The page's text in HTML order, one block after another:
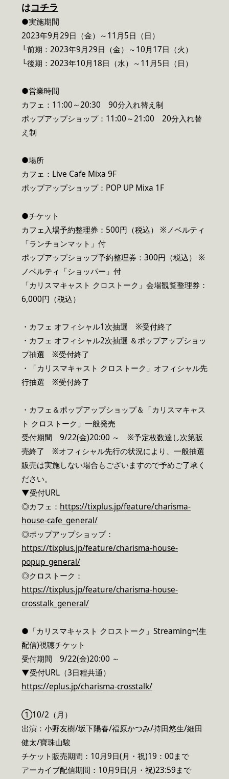
はコチラ
●実施期間
2023年9月29日（金）～11月5日（日）
└前期：2023年9月29日（金）～10月17日（火）
└後期：2023年10月18日（水）～11月5日（日）
●営業時間
カフェ：11:00～20:30 90分入れ替え制
ポップアップショップ：11:00～21:00 20分入れ替
え制
●場所
カフェ：Live Cafe Mixa 9F
ポップアップショップ：POP UP Mixa 1F
●チケット
カフェ入場予約整理券：500円（税込） ※ノベルティ
「ランチョンマット」付
ポップアップショップ予約整理券：300円（税込） ※
ノベルティ「ショッパー」付
「カリスマキャスト クロストーク」会場観覧整理券：
6,000円（税込）
・カフェ オフィシャル1次抽選 ※受付終了
・カフェ オフィシャル2次抽選 ＆ポップアップショッ
プ抽選 ※受付終了
・「カリスマキャスト クロストーク」オフィシャル先
行抽選 ※受付終了
・カフェ＆ポップアップショップ＆「カリスマキャス
ト クロストーク」一般発売
受付期間 9/22(金)20:00 ～ ※予定枚数達し次第販
売終了 ※オフィシャル先行の状況により、一般抽選
販売は実施しない場合もございますので予めご了承く
ださい。
▼受付URL
◎カフェ： https://tixplus.jp/feature/charisma-
house-cafe_general/
◎ポップアップショップ：
https://tixplus.jp/feature/charisma-house-
popup_general/
◎クロストーク：
https://tixplus.jp/feature/charisma-house-
crosstalk_general/
●「カリスマキャスト クロストーク」Streaming+(生
配信)視聴チケット
受付期間 9/22(金)20:00 ～
▼受付URL（3日程共通）
https://eplus.jp/charisma-crosstalk/
①10/2（月）
出演：小野友樹/坂下陽春/福原かつみ/持田悠生/細田
健太/寶珠山駿
チケット販売期間：10月9日(月・祝)19：00まで
アーカイブ配信期間：10月9日(月・祝)23:59まで